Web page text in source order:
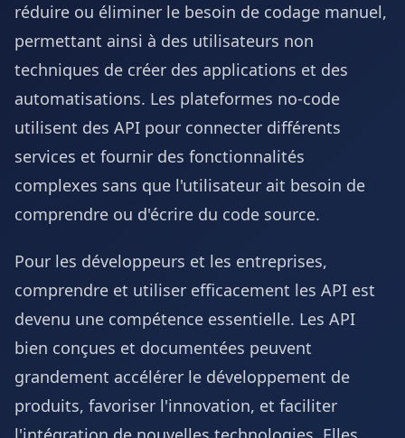
réduire ou éliminer le besoin de codage manuel,
permettant ainsi à des utilisateurs non
techniques de créer des applications et des
automatisations. Les plateformes no-code
utilisent des API pour connecter différents
services et fournir des fonctionnalités
complexes sans que l'utilisateur ait besoin de
comprendre ou d'écrire du code source.
Pour les développeurs et les entreprises,
comprendre et utiliser efficacement les API est
devenu une compétence essentielle. Les API
bien conçues et documentées peuvent
grandement accélérer le développement de
produits, favoriser l'innovation, et faciliter